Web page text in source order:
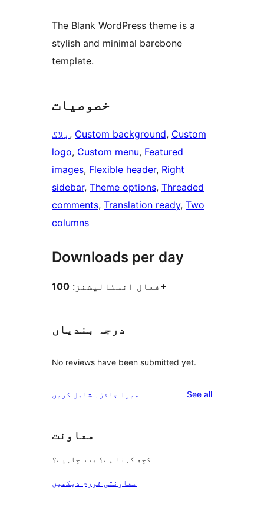
The Blank WordPress theme is a
stylish and minimal barebone
template.
خصوصیات
بلاگ , Custom background, Custom
logo, Custom menu, Featured
images, Flexible header, Right
sidebar, Theme options, Threaded
comments, Translation ready, Two
columns
Downloads per day
فعال انسٹالیشنز: 100+
درجہ بندیاں
No reviews have been submitted yet.
میرا جائزہ شامل کریں See allreviews
معاونت
کچھ کہنا ہے؟ مدد چاہیے؟
معاونتی فورم دیکھیں